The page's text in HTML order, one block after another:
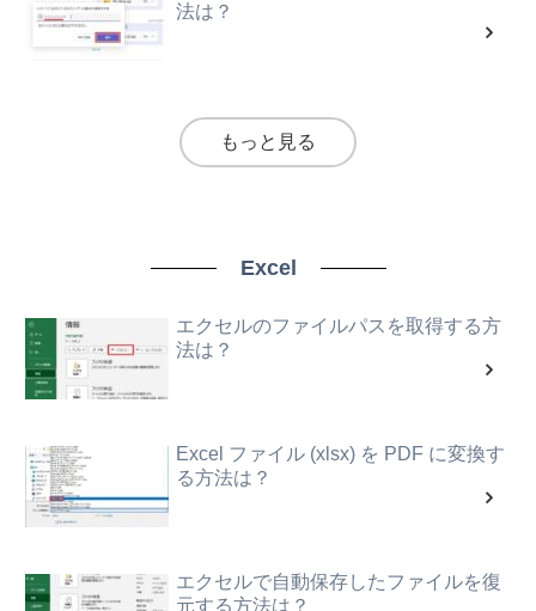
法は？
もっと見る
Excel
エクセルのファイルパスを取得する方
法は？
Excel ファイル (xlsx) を PDF に変換す
る方法は？
エクセルで自動保存したファイルを復
元する方法は？